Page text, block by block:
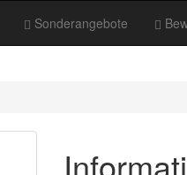
Sonderangebote